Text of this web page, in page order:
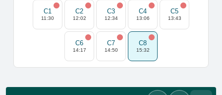
C1
11:30
C2
12:02
C3
12:34
C4
13:06
C5
13:43
C6
14:17
C7
14:50
C8
15:32